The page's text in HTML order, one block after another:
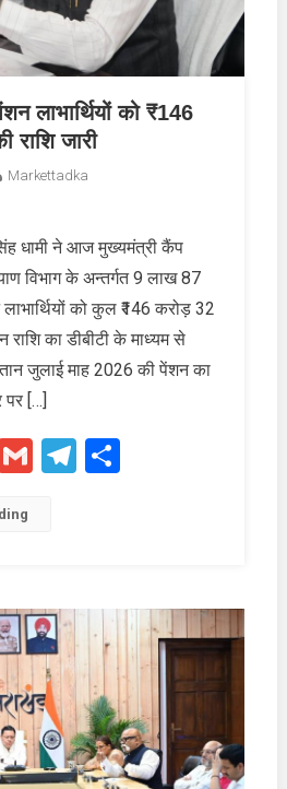
लाभार्थियों को ₹146
जारी
Markettadka
लाभार्थियों
अधिक
की
धामी ने आज मुख्यमंत्री कैंप
विभाग के अन्तर्गत 9 लाख 87
को कुल ₹146 करोड़ 32
का डीबीटी के माध्यम से
जुलाई माह 2026 की पेंशन का
पर […]
GmailTelegram
Share